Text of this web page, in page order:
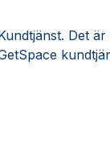
Det